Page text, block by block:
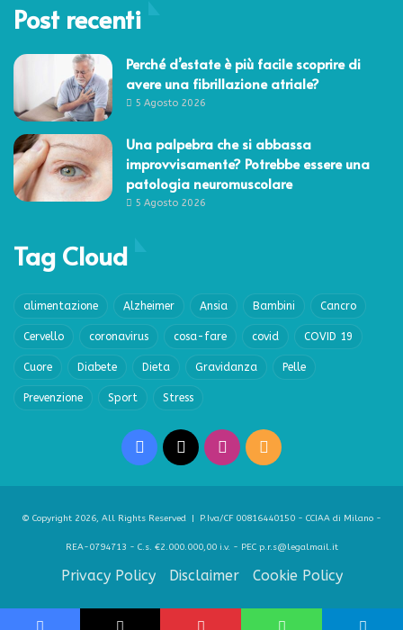
Post recenti
Perché d’estate è più facile scoprire di
avere una fibrillazione atriale?
5 Agosto 2026
Una palpebra che si abbassa
improvvisamente? Potrebbe essere una
patologia neuromuscolare
5 Agosto 2026
Tag Cloud
alimentazione Alzheimer Ansia Bambini Cancro
Cervello coronavirus cosa-fare covid COVID 19
Cuore Diabete Dieta Gravidanza Pelle
Prevenzione Sport Stress
Facebook Instagram
RSS
© Copyright 2026, All Rights Reserved | P.Iva/CF 00816440150 - CCIAA di Milano -
REA-0794713 - C.s. €2.000.000,00 i.v. - PEC p.r.s@legalmail.it
Privacy Policy Disclaimer Cookie Policy